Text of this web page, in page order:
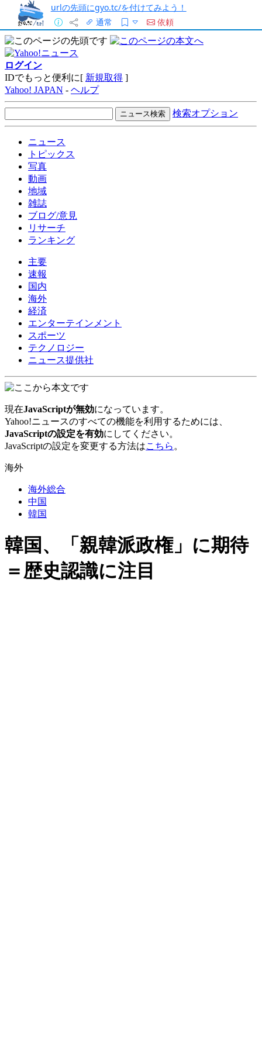
urlの先頭にgyo.tc/を付けてみよう！
通常
依頼